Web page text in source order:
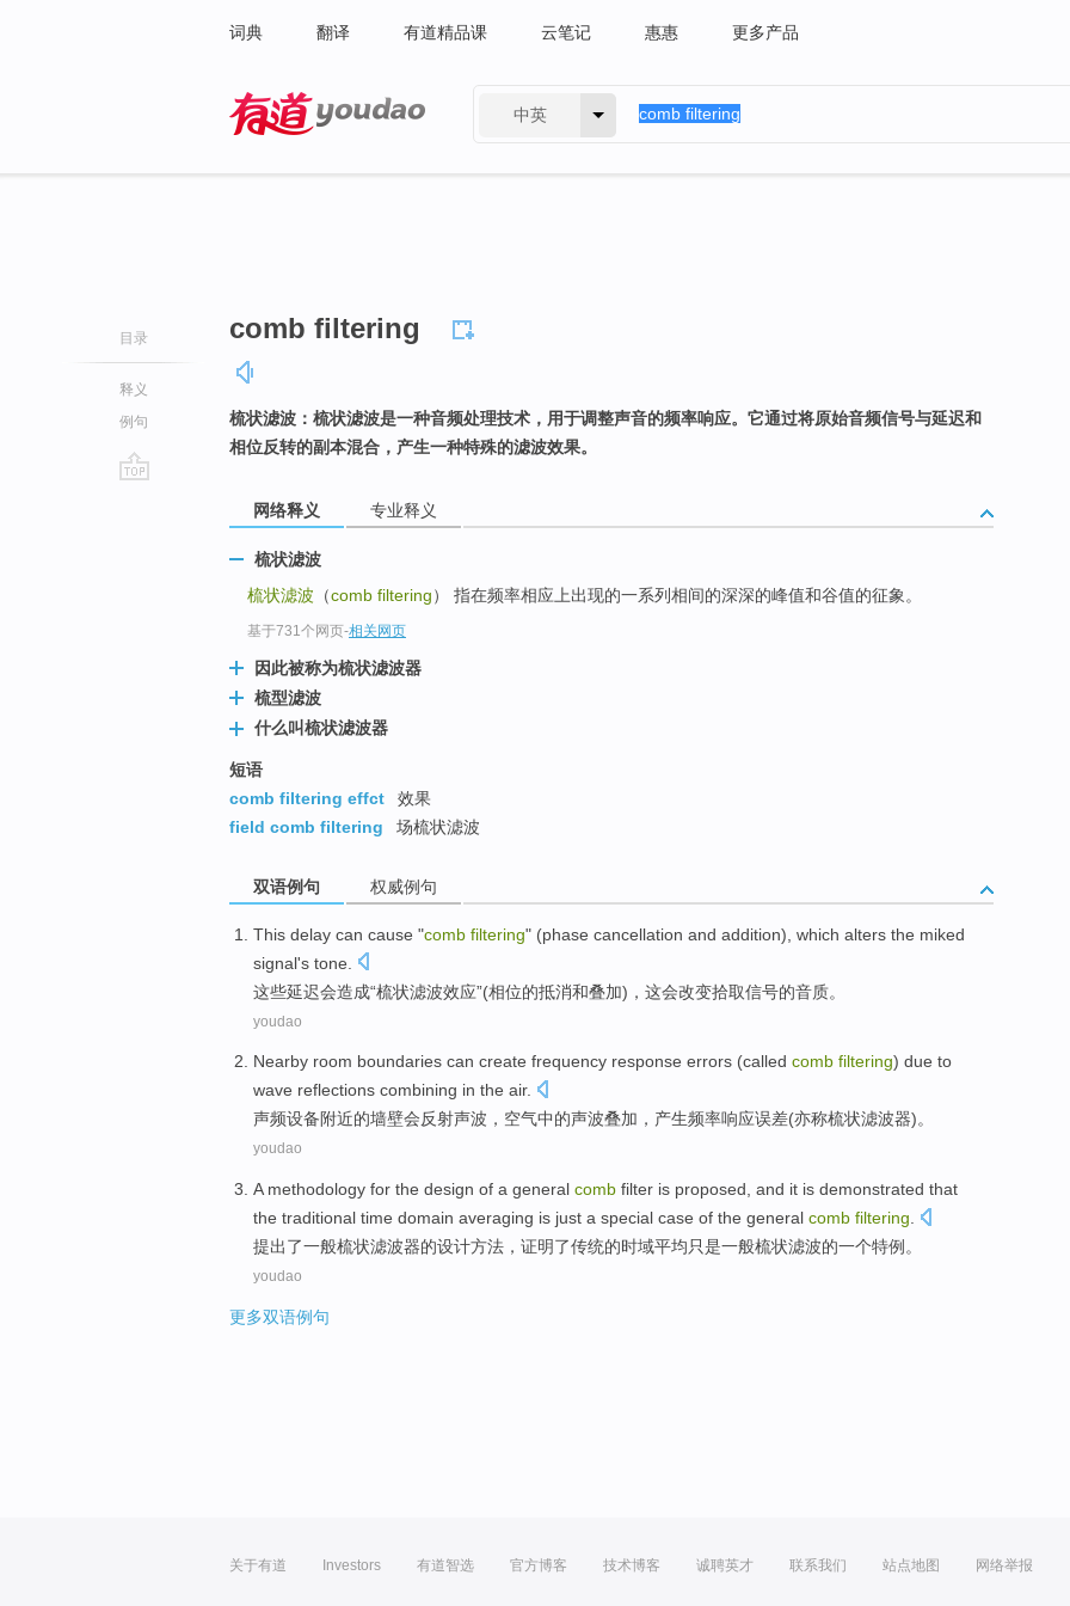
词典 翻译 有道精品课 云笔记 惠惠 更多产品
中英
目录
释义
例句
comb filtering
梳状滤波：梳状滤波是一种音频处理技术，用于调整声音的频率响应。它通过将原始音频信号与延迟和
相位反转的副本混合，产生一种特殊的滤波效果。
网络释义 专业释义
梳状滤波
梳状滤波 （comb filtering） 指在频率相应上出现的一系列相间的深深的峰值和谷值的征象。
基于731个网页-相关网页
因此被称为梳状滤波器
梳型滤波
什么叫梳状滤波器
短语
comb filtering effct
效果
field comb filtering
场梳状滤波
双语例句 权威例句
This delay can cause "comb filtering" (phase cancellation and addition), which alters the miked
signal's tone
这些延迟会造成“梳状滤波效应”(相位的抵消和叠加)， 这会改变拾取信号的音质。
youdao
Nearby room boundaries can create frequency response errors (called comb filtering) due to
wave reflections combining in the air.
声频设备附近的墙壁会反射声波 ，空气中的声波叠加， 产生频率响应误差(亦称梳状滤波器)。
youdao
A methodology for the design of a general comb filter is proposed , and it is demonstrated that
the traditional time domain averaging is just a special case of the general comb filtering
提出了一般梳状滤波器的设计方法 ， 证明了传统的时域平均只是一般梳状滤波的一个特例 。
youdao
更多双语例句
关于有道 Investors 有道智选 官方博客 技术博客 诚聘英才 联系我们 站点地图 网络举报